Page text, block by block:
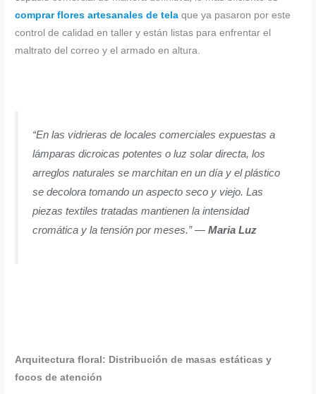
comprar flores artesanales de tela que ya pasaron por este
control de calidad en taller y están listas para enfrentar el
maltrato del correo y el armado en altura.
“En las vidrieras de locales comerciales expuestas a
lámparas dicroicas potentes o luz solar directa, los
arreglos naturales se marchitan en un día y el plástico
se decolora tomando un aspecto seco y viejo. Las
piezas textiles tratadas mantienen la intensidad
cromática y la tensión por meses.” —Maria Luz
Arquitectura floral: Distribución de masas estáticas y
focos de atención